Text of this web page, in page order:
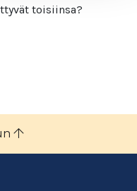
toisiinsa?